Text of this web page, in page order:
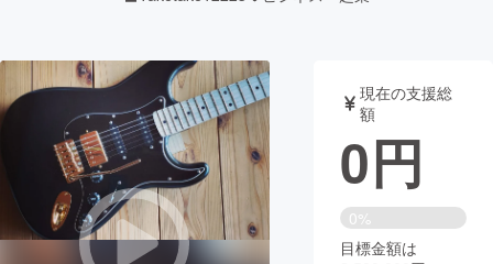
テクノロジー・ガジェット
映像・映画 書籍・雑誌
ビジネス・起業 チャレンジ
現在の支援総
額
0円
0%
目標金額は